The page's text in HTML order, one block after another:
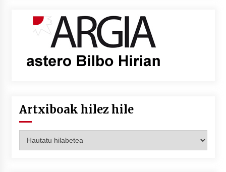
Artxiboak hilez hile
hilez